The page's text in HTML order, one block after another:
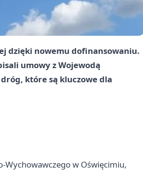
dzięki nowemu dofinansowaniu.
umowy z Wojewodą
które są kluczowe dla
Wychowawczego w Oświęcimiu,